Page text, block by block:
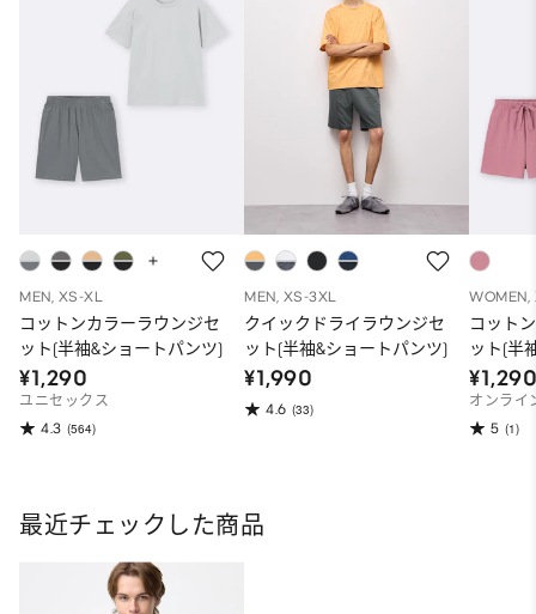
MEN, XS-XL
コットンカラーラウンジセ
ット(半袖&ショートパンツ)
¥1,290
ユニセックス
4.3 (564)
MEN, XS-3XL
クイックドライラウンジセ
ット(半袖&ショートパンツ)
¥1,990
4.6 (33)
WOMEN,
コット
ット(半
オンライ
5 (1)
最近チェックした商品